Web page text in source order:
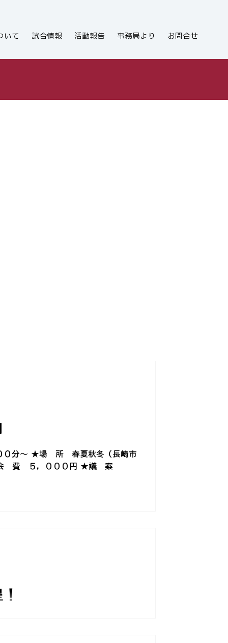
いて 試合情報 活動報告 事務局より お問合せ
０分～ ★場 所 春夏秋冬（長崎市
費 ５，０００円 ★議 案